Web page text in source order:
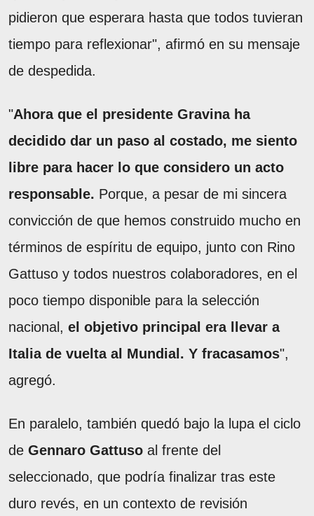
pidieron que esperara hasta que todos tuvieran
tiempo para reflexionar", afirmó en su mensaje
de despedida.
"Ahora que el presidente Gravina ha
decidido dar un paso al costado, me siento
libre para hacer lo que considero un acto
responsable. Porque, a pesar de mi sincera
convicción de que hemos construido mucho en
términos de espíritu de equipo, junto con Rino
Gattuso y todos nuestros colaboradores, en el
poco tiempo disponible para la selección
nacional, el objetivo principal era llevar a
Italia de vuelta al Mundial. Y fracasamos",
agregó.
En paralelo, también quedó bajo la lupa el ciclo
de Gennaro Gattuso al frente del
seleccionado, que podría finalizar tras este
duro revés, en un contexto de revisión